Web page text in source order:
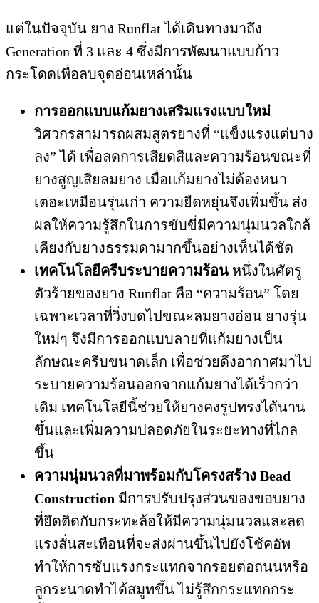
แต่ในปัจจุบัน ยาง Runflat ได้เดินทางมาถึง
Generation ที่ 3 และ 4 ซึ่งมีการพัฒนาแบบก้าว
กระโดดเพื่อลบจุดอ่อนเหล่านั้น
การออกแบบแก้มยางเสริมแรงแบบใหม่
วิศวกรสามารถผสมสูตรยางที่ “แข็งแรงแต่บาง
ลง” ได้ เพื่อลดการเสียดสีและความร้อนขณะที่
ยางสูญเสียลมยาง เมื่อแก้มยางไม่ต้องหนา
เตอะเหมือนรุ่นเก่า ความยืดหยุ่นจึงเพิ่มขึ้น ส่ง
ผลให้ความรู้สึกในการขับขี่มีความนุ่มนวลใกล้
เคียงกับยางธรรมดามากขึ้นอย่างเห็นได้ชัด
เทคโนโลยีครีบระบายความร้อน หนึ่งในศัตรู
ตัวร้ายของยาง Runflat คือ “ความร้อน” โดย
เฉพาะเวลาที่วิ่งบดไปขณะลมยางอ่อน ยางรุ่น
ใหม่ๆ จึงมีการออกแบบลายที่แก้มยางเป็น
ลักษณะครีบขนาดเล็ก เพื่อช่วยดึงอากาศมาไป
ระบายความร้อนออกจากแก้มยางได้เร็วกว่า
เดิม เทคโนโลยีนี้ช่วยให้ยางคงรูปทรงได้นาน
ขึ้นและเพิ่มความปลอดภัยในระยะทางที่ไกล
ขึ้น
ความนุ่มนวลที่มาพร้อมกับโครงสร้าง Bead
Construction มีการปรับปรุงส่วนของขอบยาง
ที่ยึดติดกับกระทะล้อให้มีความนุ่มนวลและลด
แรงสั่นสะเทือนที่จะส่งผ่านขึ้นไปยังโช้คอัพ
ทำให้การซับแรงกระแทกจากรอยต่อถนนหรือ
ลูกระนาดทำได้สมูทขึ้น ไม่รู้สึกกระแทกกระ